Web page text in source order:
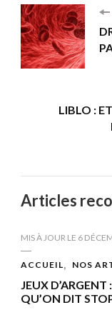
LIBLO :
Articles
MIS À JOUR LE 6
ACCUEIL NOS
JEUX D’ARGENT
QU’ON DIT